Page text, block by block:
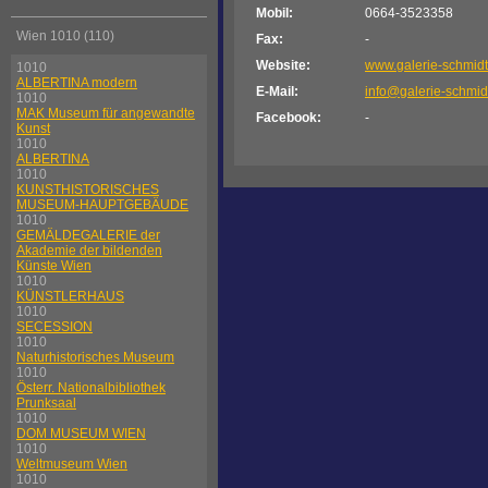
Wien 1010 (110)
1010
ALBERTINA modern
1010
MAK Museum für angewandte
Kunst
1010
ALBERTINA
1010
KUNSTHISTORISCHES
MUSEUM-HAUPTGEBÄUDE
1010
GEMÄLDEGALERIE der
Akademie der bildenden
Künste Wien
1010
KÜNSTLERHAUS
1010
SECESSION
1010
Naturhistorisches Museum
1010
Österr. Nationalbibliothek
Prunksaal
1010
DOM MUSEUM WIEN
1010
Weltmuseum Wien
1010
Mobil:
0664-3523358
Fax:
-
Website:
www.galerie-
E-Mail:
info@galerie-
Facebook:
-